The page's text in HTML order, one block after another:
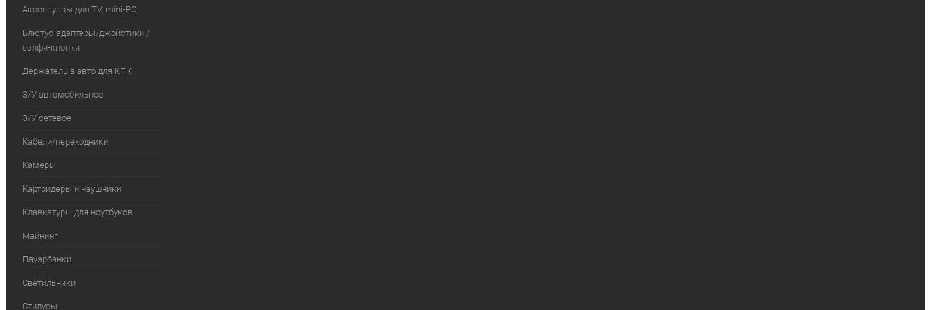
Аксессуары для TV, mini-PC
Блютус-адаптеры/джойстики /
сэлфи-кнопки
Держатель в авто для КПК
З/У автомобильное
З/У сетевое
Кабели/переходники
Камеры
Картридеры и наушники
Клавиатуры для ноутбуков
Майнинг
Пауэрбанки
Светильники
Стилусы